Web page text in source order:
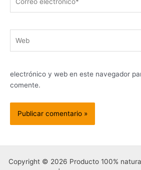
electrónico*
electrónico y web en este navegador
comente.
Copyright © 2026 Producto 100%